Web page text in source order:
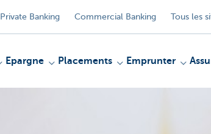
Private Banking Commercial Banking Tous les
Epargne Placements Emprunter